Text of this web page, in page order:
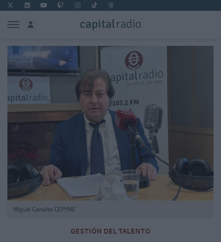
GESTIÓN DEL TALENTO
Miguel Canales CEPYME